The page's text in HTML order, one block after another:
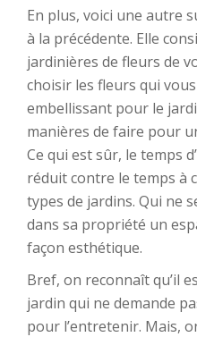
En plus, voici une autre
à la précédente. Elle
jardinières de fleurs de
choisir les fleurs qui
embellissant pour le
manières de faire pour
Ce qui est sûr, le temps
réduit contre le temps à
types de jardins. Qui ne
dans sa propriété un
façon esthétique.
Bref, on reconnaît qu’il
jardin qui ne demande
pour l’entretenir. Mais,